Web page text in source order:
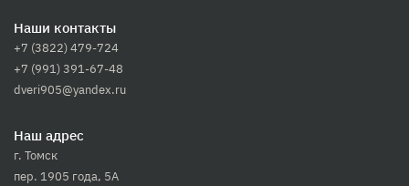
Наши контакты
+7 (3822) 479-724
+7 (991) 391-67-48
dveri905@yandex.ru
Наш адрес
г. Томск
пер. 1905 года, 5А